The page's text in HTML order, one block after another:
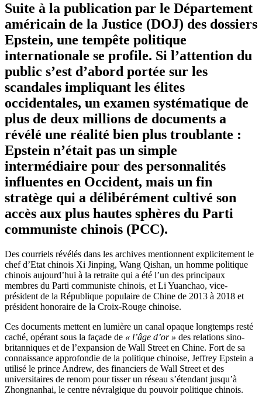
Suite à la publication par le Département
américain de la Justice (DOJ) des dossiers
Epstein, une tempête politique
internationale se profile. Si l’attention du
public s’est d’abord portée sur les
scandales impliquant les élites
occidentales, un examen systématique de
plus de deux millions de documents a
révélé une réalité bien plus troublante :
Epstein n’était pas un simple
intermédiaire pour des personnalités
influentes en Occident, mais un fin
stratège qui a délibérément cultivé son
accès aux plus hautes sphères du Parti
communiste chinois (PCC).
Des courriels révélés dans les archives mentionnent explicitement le
chef d’Etat chinois Xi Jinping, Wang Qishan, un homme politique
chinois aujourd’hui à la retraite qui a été l’un des principaux
membres du Parti communiste chinois, et Li Yuanchao, vice-
président de la République populaire de Chine de 2013 à 2018 et
président honoraire de la Croix-Rouge chinoise.
Ces documents mettent en lumière un canal opaque longtemps resté
caché, opérant sous la façade de « l’âge d’or » des relations sino-
britanniques et de l’expansion de Wall Street en Chine. Fort de sa
connaissance approfondie de la politique chinoise, Jeffrey Epstein a
utilisé le prince Andrew, des financiers de Wall Street et des
universitaires de renom pour tisser un réseau s’étendant jusqu’à
Zhongnanhai, le centre névralgique du pouvoir politique chinois.